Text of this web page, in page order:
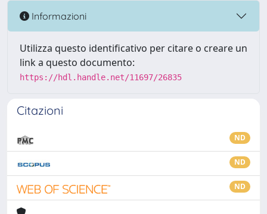
Informazioni
Utilizza questo identificativo per citare o creare un
link a questo documento:
https://hdl.handle.net/11697/26835
Citazioni
ND
ND
ND